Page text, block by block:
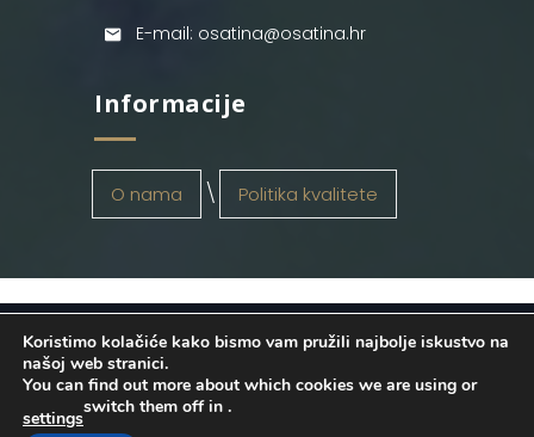
E-mail: osatina@osatina.hr
Informacije
O nama Politika kvalitete
OSATINA GRUPA d.o.o. 2026
. Configured
byINFOS Osijek. Sva prava pridržana.
Koristimo kolačiće kako bismo vam pružili najbolje iskustvo na
našoj web stranici.
You can find out more about which cookies we are using or
switch them off in
settings
.